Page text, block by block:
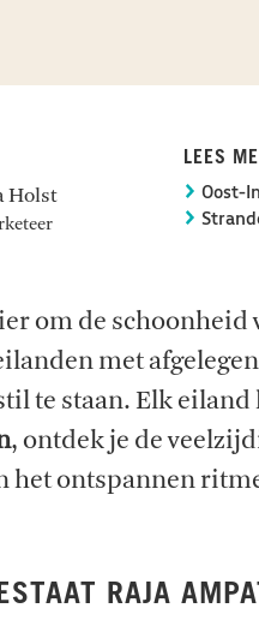
Holst
LEES
Oost-
om de schoonheid
met
te staan. Elk eiland
, ontdek je de
het ontspannen
RAJA